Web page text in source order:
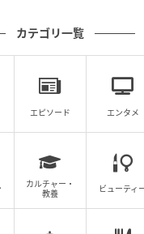
ージでインパクト
カテゴリ一覧
エピソード エンタメ
カルチャー・
教養
ビューティ